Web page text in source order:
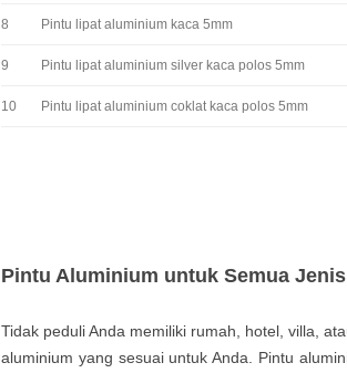
8 Pintu lipat aluminium kaca 5mm
9 Pintu lipat aluminium silver kaca polos 5mm
10 Pintu lipat aluminium coklat kaca polos 5mm
Pintu Aluminium untuk Semua
Tidak peduli Anda memiliki rumah, hotel, villa,
aluminium yang sesuai untuk Anda. Pintu